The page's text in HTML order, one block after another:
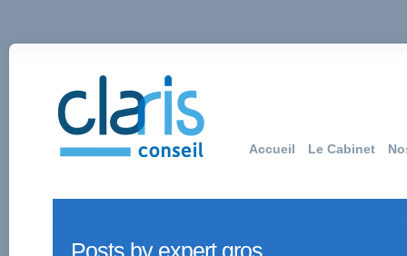
Accueil Le Cabinet
Posts by expert.gros